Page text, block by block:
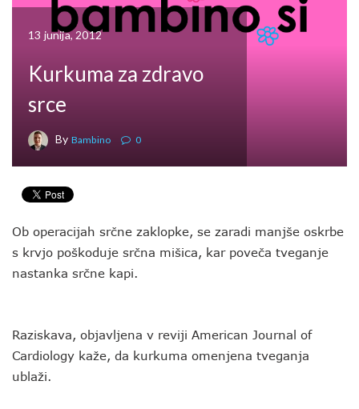
13 junija, 2012
Kurkuma za zdravo
srce
By Bambino 0
Ob operacijah srčne zaklopke, se zaradi manjše oskrbe
s krvjo poškoduje srčna mišica, kar poveča tveganje
nastanka srčne kapi.
Raziskava, objavljena v reviji American Journal of
Cardiology kaže, da kurkuma omenjena tveganja
ublaži.